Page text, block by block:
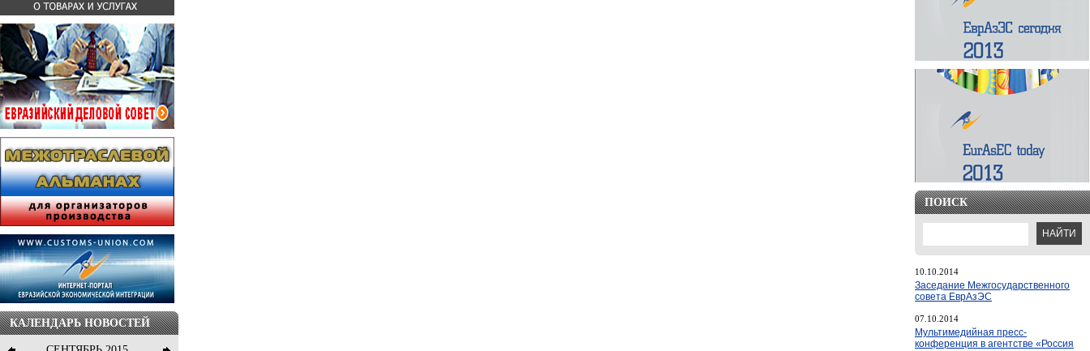
КАЛЕНДАРЬ НОВОСТЕЙ
ПОИСК
10.10.2014
Заседание Межгосударственного
совета ЕврАзЭС
07.10.2014
Мультимедийная пресс-
конференция в агентстве «Россия